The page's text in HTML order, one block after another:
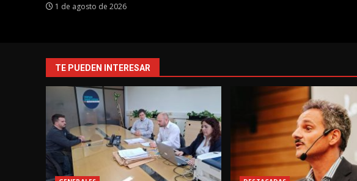
1 de agosto de 2026
TE PUEDEN INTERESAR